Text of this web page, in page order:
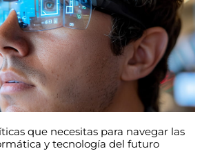
que necesitas para navegar las
y tecnología del futuro